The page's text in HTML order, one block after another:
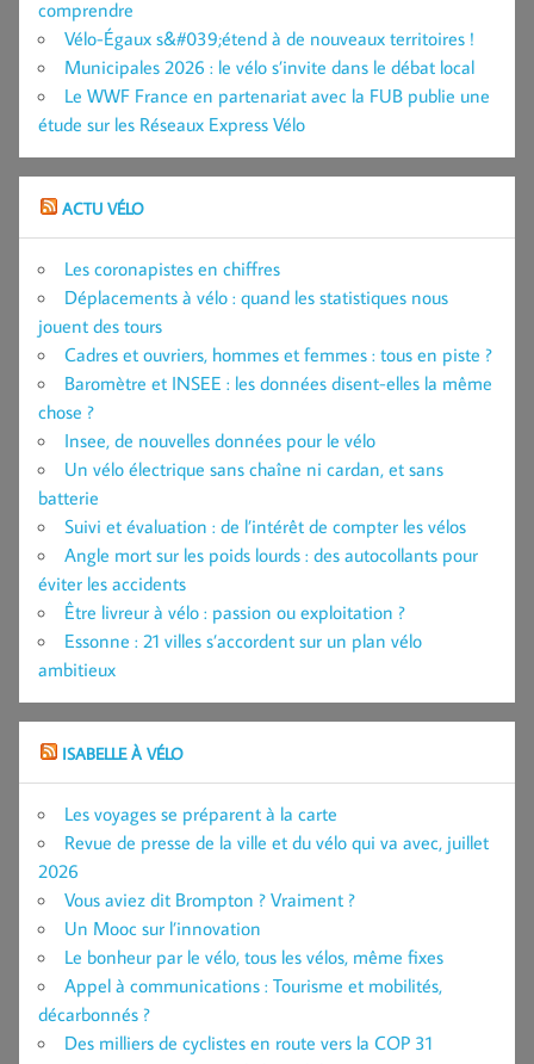
comprendre
Vélo-Égaux s&#039;étend à de nouveaux territoires !
Municipales 2026 : le vélo s’invite dans le débat local
Le WWF France en partenariat avec la FUB publie une
étude sur les Réseaux Express Vélo
ACTU VÉLO
Les coronapistes en chiffres
Déplacements à vélo : quand les statistiques nous
jouent des tours
Cadres et ouvriers, hommes et femmes : tous en piste ?
Baromètre et INSEE : les données disent-elles la même
chose ?
Insee, de nouvelles données pour le vélo
Un vélo électrique sans chaîne ni cardan, et sans
batterie
Suivi et évaluation : de l’intérêt de compter les vélos
Angle mort sur les poids lourds : des autocollants pour
éviter les accidents
Être livreur à vélo : passion ou exploitation ?
Essonne : 21 villes s’accordent sur un plan vélo
ambitieux
ISABELLE À VÉLO
Les voyages se préparent à la carte
Revue de presse de la ville et du vélo qui va avec, juillet
2026
Vous aviez dit Brompton ? Vraiment ?
Un Mooc sur l’innovation
Le bonheur par le vélo, tous les vélos, même fixes
Appel à communications : Tourisme et mobilités,
décarbonnés ?
Des milliers de cyclistes en route vers la COP 31